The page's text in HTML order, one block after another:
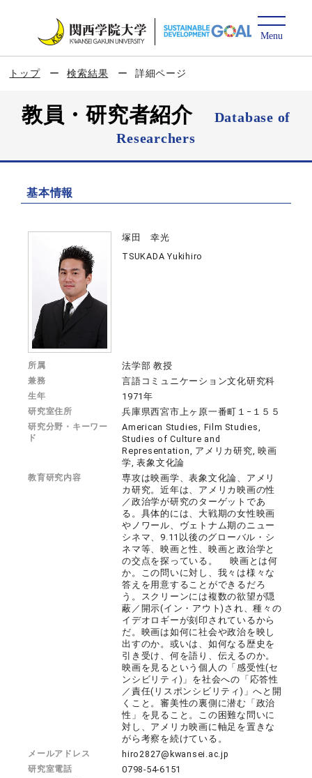
トップ 検索結果 詳細ページ
教員・研究者紹介
Database of
Researchers
基本情報
塚田 幸光
TSUKADA Yukihiro
所属 法学部 教授
兼務 言語コミュニケーション文化研究科
生年 1971年
研究室住所 兵庫県西宮市上ヶ原一番町１−１５５
研究分野・キーワー
ド
American Studies, Film Studies,
Studies of Culture and
Representation, アメリカ研究, 映画
学, 表象文化論
教育研究内容
専攻は映画学、表象文化論、アメリ
カ研究。近年は、アメリカ映画の性
／政治学が研究のターゲットであ
る。具体的には、大戦期の女性映画
やノワール、ヴェトナム期のニュー
シネマ、9.11以後のグローバル・シ
ネマ等、映画と性、映画と政治学と
の交点を探っている。 映画とは何
か。この問いに対し、我々は様々な
答えを用意することができるだろ
う。スクリーンには複数の欲望が隠
蔽／開示(イン・アウト)され、種々の
イデオロギーが刻印されているから
だ。映画は如何に社会や政治を映し
出すのか。或いは、如何なる歴史を
引き受け、何を語り、伝えるのか。
映画を見るという個人の「感受性(セ
ンシビリティ)」を社会への「応答性
／責任(リスポンシビリティ)」へと開
くこと。審美性の裏側に潜む「政治
性」を見ること。この困難な問いに
対し、アメリカ映画に軸足を置きな
がら考察を続けている。
メールアドレス hiro2827@kwansei.ac.jp
研究室電話 0798-54-6151